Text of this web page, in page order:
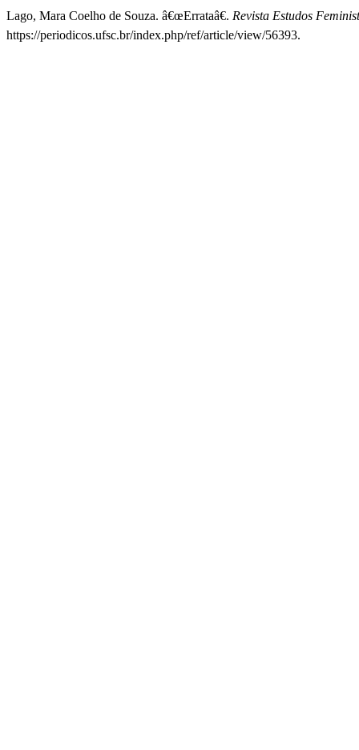
Lago, Mara Coelho de Souza. â€œErrataâ€. Revista Estudos
https://periodicos.ufsc.br/index.php/ref/article/view/56393.